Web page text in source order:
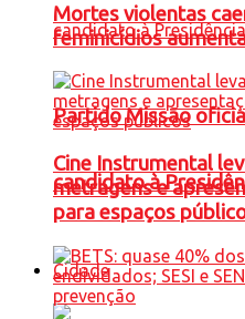
Partido Missão
candidato à
Cidade
Mortes violentas
feminicídios
Cine Instrumental
metragens e
para espaços